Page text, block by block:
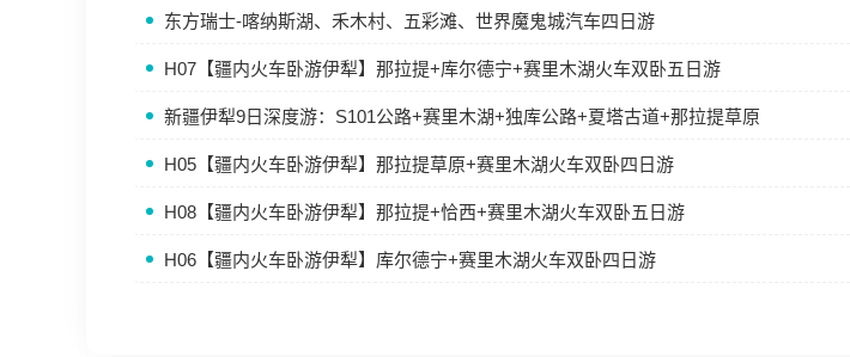
东方瑞士-喀纳斯湖、禾木村、五彩滩、世界魔鬼城汽车四日游
H07【疆内火车卧游伊犁】那拉提+库尔德宁+赛里木湖火车双卧五日游
新疆伊犁9日深度游：S101公路+赛里木湖+独库公路+夏塔古道+那拉提草原
H05【疆内火车卧游伊犁】那拉提草原+赛里木湖火车双卧四日游
H08【疆内火车卧游伊犁】那拉提+恰西+赛里木湖火车双卧五日游
H06【疆内火车卧游伊犁】库尔德宁+赛里木湖火车双卧四日游